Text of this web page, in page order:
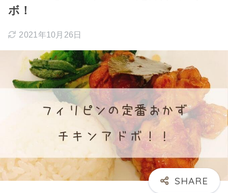
ボ！
2021年10月26日